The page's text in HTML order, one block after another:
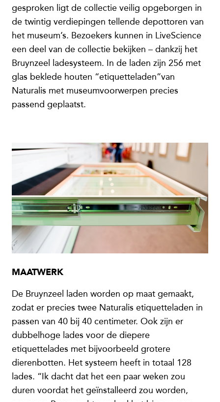
gesproken ligt de collectie veilig opgeborgen in
de twintig verdiepingen tellende depottoren van
het museum’s. Bezoekers kunnen in LiveScience
een deel van de collectie bekijken – dankzij het
Bruynzeel ladesysteem. In de laden zijn 256 met
glas beklede houten “etiquetteladen”van
Naturalis met museumvoorwerpen precies
passend geplaatst.
MAATWERK
De Bruynzeel laden worden op maat gemaakt,
zodat er precies twee Naturalis etiquetteladen in
passen van 40 bij 40 centimeter. Ook zijn er
dubbelhoge lades voor de diepere
etiquettelades met bijvoorbeeld grotere
dierenbotten. Het systeem heeft in totaal 128
lades. “Ik dacht dat het een paar weken zou
duren voordat het geïnstalleerd zou worden,